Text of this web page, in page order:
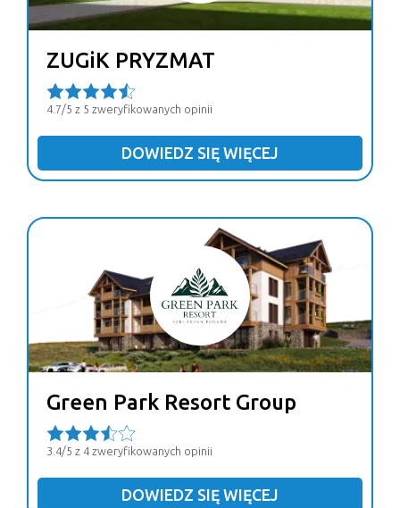
ZUGiK PRYZMAT
4.7/5 z 5 zweryfikowanych opinii
DOWIEDZ SIĘ WIĘCEJ
Green Park Resort Group
3.4/5 z 4 zweryfikowanych opinii
DOWIEDZ SIĘ WIĘCEJ